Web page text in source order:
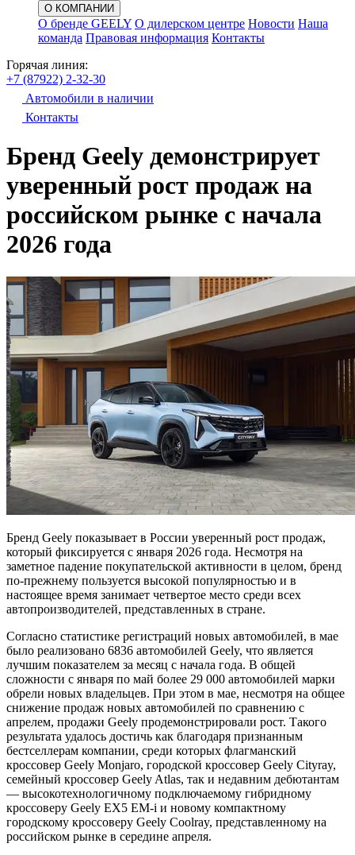
О КОМПАНИИ
О бренде GEELY О дилерском центре Новости Наша
команда Правовая информация Контакты
Горячая линия:
+7 (87922) 2-32-30
Автомобили в наличии
Контакты
Бренд Geely демонстрирует
уверенный рост продаж на
российском рынке с начала
2026 года
Бренд Geely показывает в России уверенный рост продаж,
который фиксируется с января 2026 года. Несмотря на
заметное падение покупательской активности в целом, бренд
по-прежнему пользуется высокой популярностью и в
настоящее время занимает четвертое место среди всех
автопроизводителей, представленных в стране.
Согласно статистике регистраций новых автомобилей, в мае
было реализовано 6836 автомобилей Geely, что является
лучшим показателем за месяц с начала года. В общей
сложности с января по май более 29 000 автомобилей марки
обрели новых владельцев. При этом в мае, несмотря на общее
снижение продаж новых автомобилей по сравнению с
апрелем, продажи Geely продемонстрировали рост. Такого
результата удалось достичь как благодаря признанным
бестселлерам компании, среди которых флагманский
кроссовер Geely Monjaro, городской кроссовер Geely Cityray,
семейный кроссовер Geely Atlas, так и недавним дебютантам
— высокотехнологичному подключаемому гибридному
кроссоверу Geely EX5 EM-i и новому компактному
городскому кроссоверу Geely Coolray, представленному на
российском рынке в середине апреля.